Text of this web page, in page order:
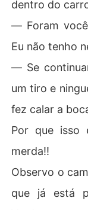
dentro do
― Foram
Eu não tenho
― Se
um tiro e
fez calar a
Por que isso
merda!!
Observo o
que já está